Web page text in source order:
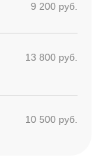
9 200 руб.
13 800 руб.
10 500 руб.